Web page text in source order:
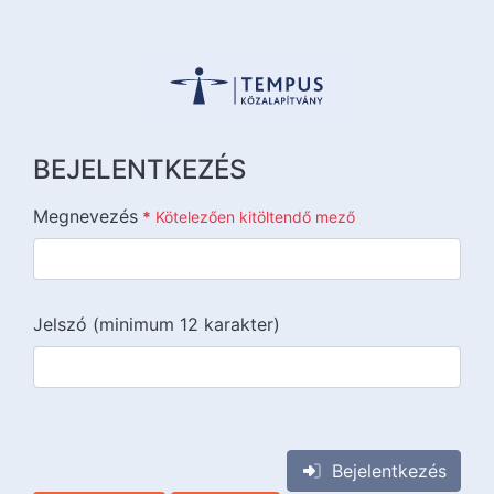
BEJELENTKEZÉS
Megnevezés * Kötelezően kitöltendő mező
Jelszó (minimum 12 karakter)
Bejelentkezés